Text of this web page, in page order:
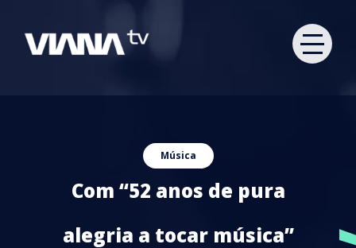
Música
Com “52 anos de pura
alegria a tocar música”